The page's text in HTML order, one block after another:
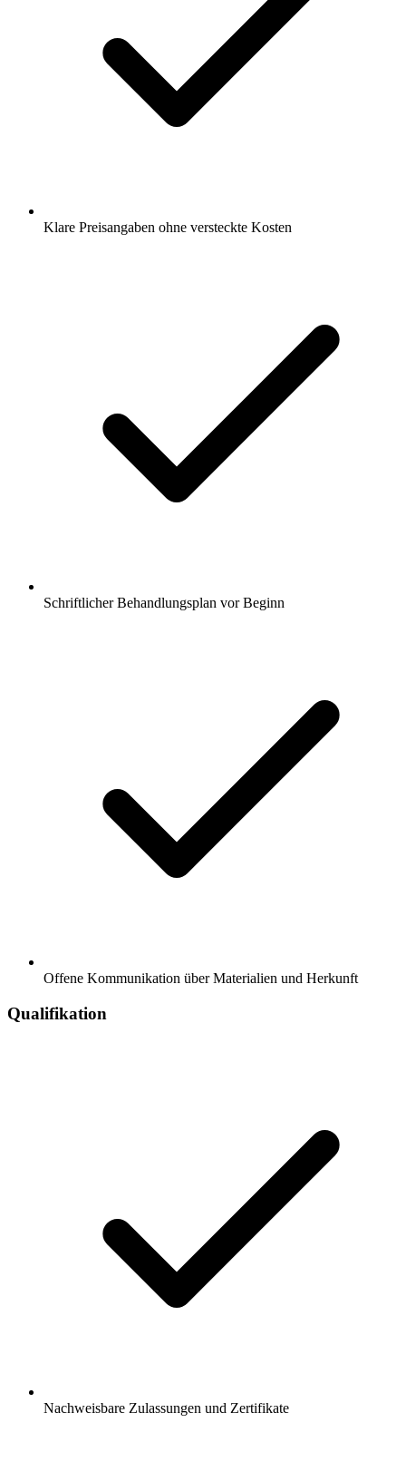
Klare Preisangaben ohne versteckte Kosten
Schriftlicher Behandlungsplan vor Beginn
Offene Kommunikation über Materialien und Herkunft
Qualifikation
Nachweisbare Zulassungen und Zertifikate